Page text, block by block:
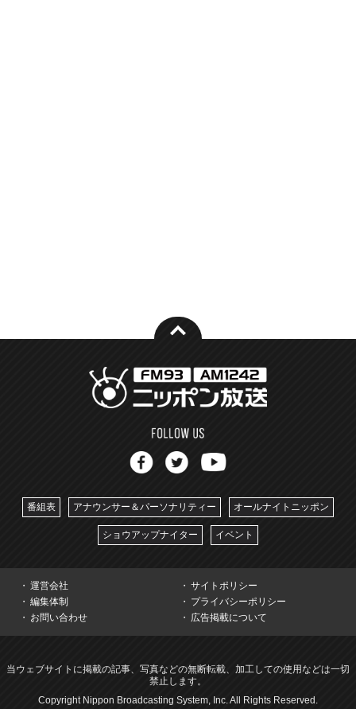
番組表 アナウンサー＆パーソナリティー オールナイトニッポン
ショウアップナイター イベント
運営会社
サイトポリシー
編集体制
プライバシーポリシー
お問い合わせ
広告掲載について
当ウェブサイトに掲載の記事、写真などの無断転載、加工しての使用などは一切
禁止します。
Copyright Nippon Broadcasting System, Inc. All Rights Reserved.